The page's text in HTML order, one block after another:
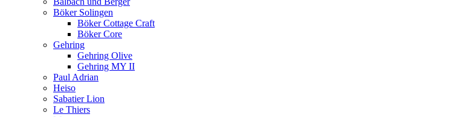
Böker Solingen
Böker Cottage Craft
Böker Core
Gehring
Gehring Olive
Gehring MY II
Paul Adrian
Heiso
Sabatier Lion
Le Thiers